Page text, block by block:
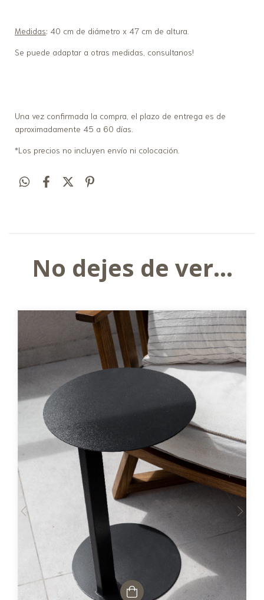
Medidas: 40 cm de diámetro x 47 cm de altura.
Se puede adaptar a otras medidas, consultanos!
Una vez confirmada la compra, el plazo de entrega es de
aproximadamente 45 a 60 días.
*Los precios no incluyen envío ni colocación.
No dejes de ver...